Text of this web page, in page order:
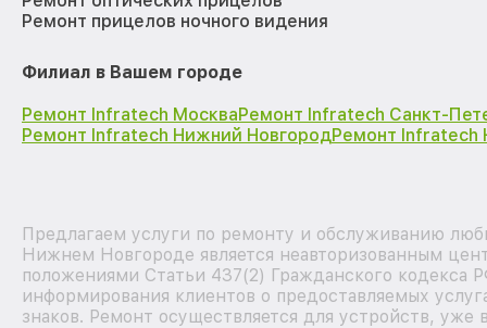
Ремонт прицелов ночного видения
Филиал в Вашем городе
Ремонт Infratech МоскваРемонт Infratech Санкт-
Ремонт Infratech Нижний НовгородРемонт Infratech
Предлагаем услуги по ремонту и обслуживанию
Нижнем Новгороде является неавторизованным
положениями Статьи 437(2) Гражданского кодекса
информирования клиентов о предоставляемых
знаков. Ремонт осуществляется для устройств,